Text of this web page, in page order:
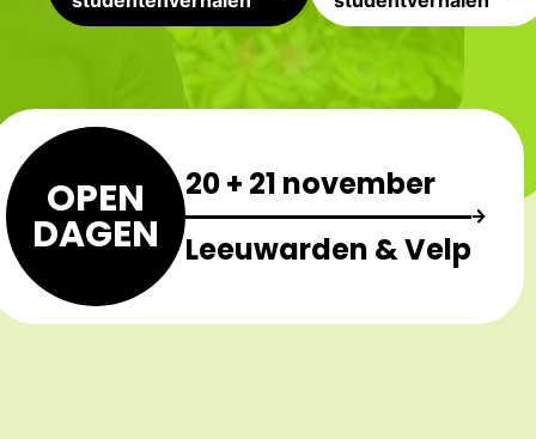
OPEN
DAGEN
20 + 21 november
Leeuwarden & Velp